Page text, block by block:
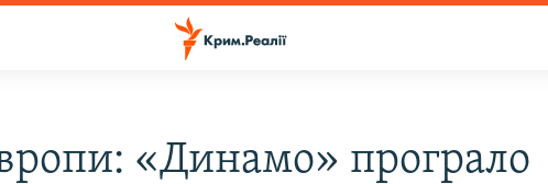
«Динамо» програло